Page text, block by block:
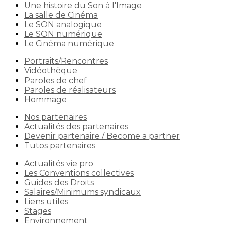
Une histoire du Son à l'Image
La salle de Cinéma
Le SON analogique
Le SON numérique
Le Cinéma numérique
Portraits/Rencontres
Vidéothèque
Paroles de chef
Paroles de réalisateurs
Hommage
Nos partenaires
Actualités des partenaires
Devenir partenaire / Become a partner
Tutos partenaires
Actualités vie pro
Les Conventions collectives
Guides des Droits
Salaires/Minimums syndicaux
Liens utiles
Stages
Environnement